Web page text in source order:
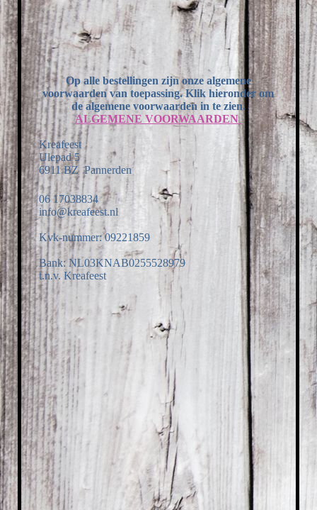
Op alle bestellingen zijn onze algemene
voorwaarden van toepassing. Klik hieronder om
de algemene voorwaarden in te zien.
ALGEMENE VOORWAARDEN
Kreafeest
Ulepad 5
6911 BZ Pannerden
06 17038834
info@kreafeest.nl
Kvk-nummer: 09221859
Bank: NL03KNAB0255528979
t.n.v. Kreafeest